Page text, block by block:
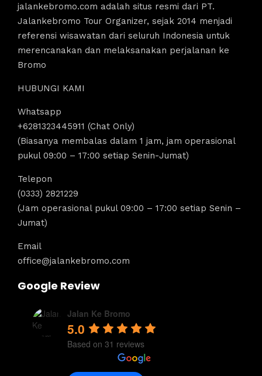
jalankebromo.com adalah situs resmi dari PT.
Jalankebromo Tour Organizer, sejak 2014 menjadi
referensi wisawatan dari seluruh Indonesia untuk
merencanakan dan melaksanakan perjalanan ke
Bromo
HUBUNGI KAMI
Whatsapp
+6281323445911 (Chat Only)
(Biasanya membalas dalam 1 jam, jam operasional
pukul 09:00 – 17:00 setiap Senin-Jumat)
Telepon
(0333) 2821229
(Jam operasional pukul 09:00 – 17:00 setiap Senin –
Jumat)
Email
office@jalankebromo.com
Google Review
Jalan Ke Bromo
5.0
Based on 31 reviews